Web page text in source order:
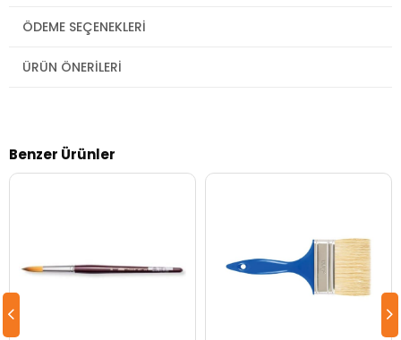
ÖDEME SEÇENEKLERI
ÜRÜN ÖNERILERI
Benzer Ürünler